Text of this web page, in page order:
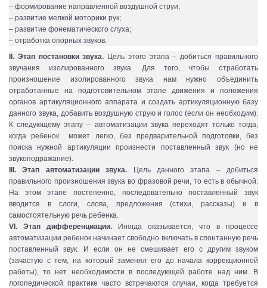
– формирование направленной воздушной струи;
– развитие мелкой моторики рук;
– развитие фонематического слуха;
– отработка опорных звуков.
II. Этап постановки звука. Цель этого этапа – добиться правильного
звучания изолированного звука. Для того, чтобы отработать
произношение изолированного звука нам нужно объединить
отработанные на подготовительном этапе движения и положения
органов артикуляционного аппарата и создать артикуляционную базу
данного звука, добавить воздушную струю и голос (если он необходим).
К следующему этапу – автоматизации звука переходят только тогда,
когда ребенок может легко, без предварительной подготовки, без
поиска нужной артикуляции произнести поставленный звук (но не
звукоподражание).
III. Этап автоматизации звука.
Цель данного этапа – добиться
правильного произношения звука во фразовой речи, то есть в обычной.
На этом этапе постепенно, последовательно поставленный звук
вводится в слоги, слова, предложения (стихи, рассказы) и в
самостоятельную речь ребенка.
VI. Этап дифференциации.
Иногда оказывается, что в процессе
автоматизации ребенок начинает свободно включать в спонтанную речь
поставленный звук. И если он не смешивает его с другим звуком
(зачастую с тем, на который заменял его до начала коррекционной
работы), то нет необходимости в последующей работе над ним. В
логопедической практике часто встречаются случаи, когда требуется